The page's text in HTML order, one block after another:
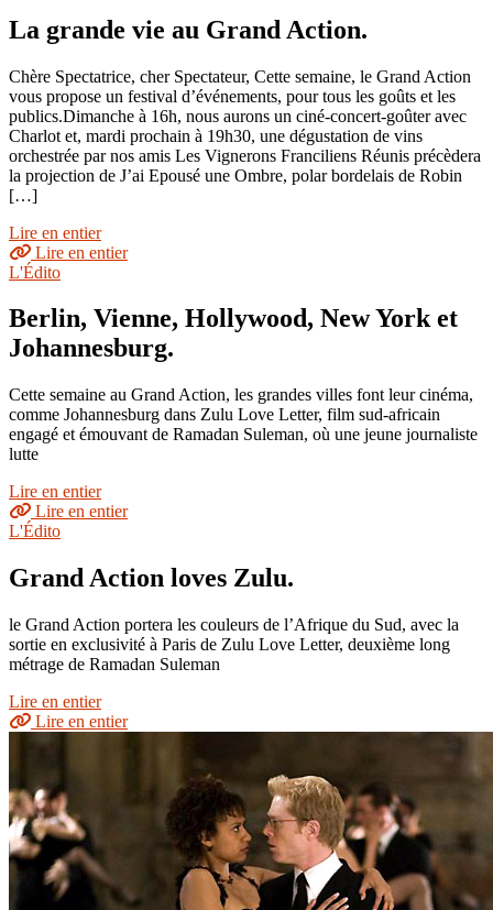
La grande vie au Grand Action.
Chère Spectatrice, cher Spectateur, Cette semaine, le Grand Action
vous propose un festival d’événements, pour tous les goûts et les
publics.Dimanche à 16h, nous aurons un ciné-concert-goûter avec
Charlot et, mardi prochain à 19h30, une dégustation de vins
orchestrée par nos amis Les Vignerons Franciliens Réunis précèdera
la projection de J’ai Epousé une Ombre, polar bordelais de Robin
[…]
Lire en entier
Lire en entier
L'Édito
Berlin, Vienne, Hollywood, New York et
Johannesburg.
Cette semaine au Grand Action, les grandes villes font leur cinéma,
comme Johannesburg dans Zulu Love Letter, film sud-africain
engagé et émouvant de Ramadan Suleman, où une jeune journaliste
lutte
Lire en entier
Lire en entier
L'Édito
Grand Action loves Zulu.
le Grand Action portera les couleurs de l’Afrique du Sud, avec la
sortie en exclusivité à Paris de Zulu Love Letter, deuxième long
métrage de Ramadan Suleman
Lire en entier
Lire en entier